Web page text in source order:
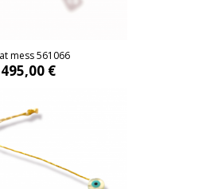
mess 561066
495,00 €